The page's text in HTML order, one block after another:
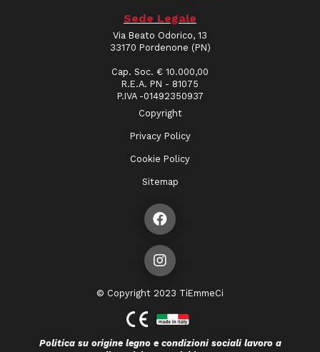
Sede Legale
Via Beato Odorico, 13
33170 Pordenone (PN)
Cap. Soc. € 10.000,00
R.E.A. PN - 81075
P.IVA -01492350937
Copyright
Privacy Policy
Cookie Policy
Sitemap
© Copyright 2023 TiEmmeCi
Politica su origine legno e condizioni sociali lavoro a